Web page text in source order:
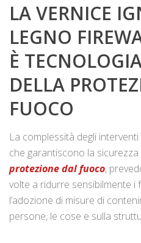
LA VERNICE
LEGNO
È
DELLA
FUOCO
La complessità degli
che garantiscono la
protezione dal fuoco,
volte a ridurre sensibilmente i
l’adozione di misure di
persone, le cose e sulla